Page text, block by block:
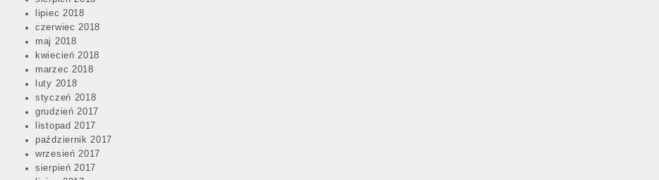
lipiec 2018
czerwiec 2018
maj 2018
kwiecień 2018
marzec 2018
luty 2018
styczeń 2018
grudzień 2017
listopad 2017
październik 2017
wrzesień 2017
sierpień 2017